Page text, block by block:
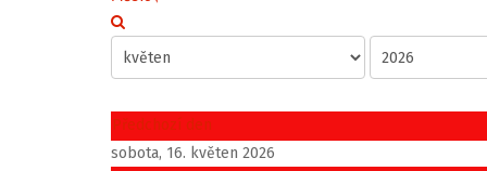
Předchozí den
sobota, 16. květen 2026